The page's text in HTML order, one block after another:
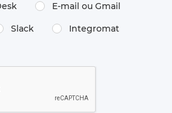
E-mail ou Gmail
Slack Integromat